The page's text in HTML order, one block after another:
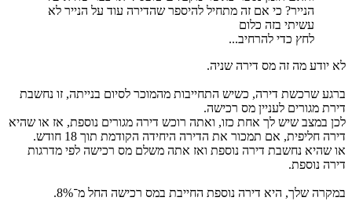
הנייר? כי אם זה מתחיל להיספר שהדירה עוד על הנייר לא
עשיתי בזה כלום
לחץ כדי להרחיב...
לא יודע מה זה מס דירה שניה.
ברגע שרכשת דירה, כשיש התחייבות מהמוכר לסיום בנייתה, זו נחשבת
דירת מגורים לעניין מס רכישה.
לכן במצב שיש לך אחת כזו, ואתה רוכש דירה מגורים נוספת, אז או שהיא
דירה חליפית, אם תמכור את הדירה היחידה הקודמת תוך 18 חודש.
או שהיא נחשבת דירה נוספת ואז אתה משלם מס רכישה לפי מדרגות
דירה נוספת.
במקרה שלך, היא דירה נוספת החייבת במס רכישה החל מ־8%.